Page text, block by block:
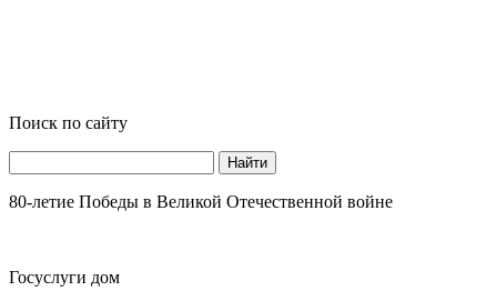
Поиск по сайту
Найти
80-летие Победы в Великой Отечественной войне
Госуслуги дом